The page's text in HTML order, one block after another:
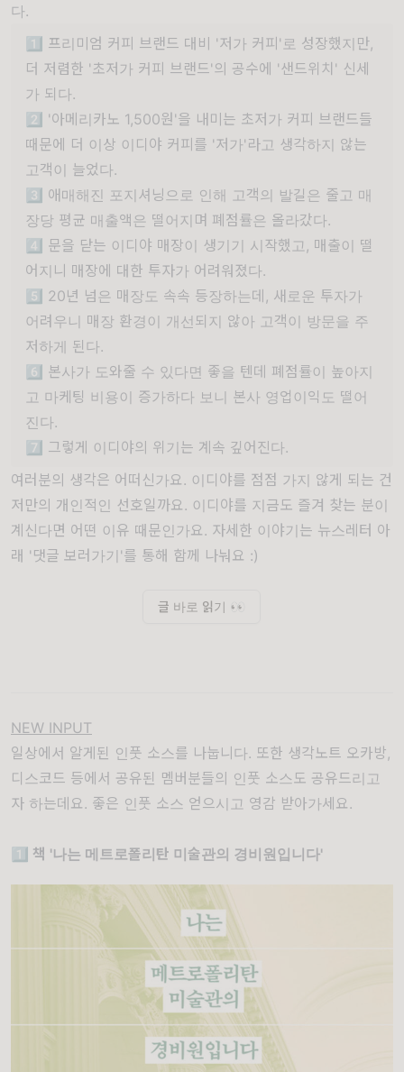
다.
1️⃣ 프리미엄 커피 브랜드 대비 '저가 커피'로 성장했지만,
더 저렴한 '초저가 커피 브랜드'의 공수에 '샌드위치' 신세
가 되다.
2️⃣ '아메리카노 1,500원'을 내미는 초저가 커피 브랜드들
때문에 더 이상 이디야 커피를 '저가'라고 생각하지 않는
고객이 늘었다.
3️⃣ 애매해진 포지셔닝으로 인해 고객의 발길은 줄고 매
장당 평균 매출액은 떨어지며 폐점률은 올라갔다.
4️⃣ 문을 닫는 이디야 매장이 생기기 시작했고, 매출이 떨
어지니 매장에 대한 투자가 어려워졌다.
5️⃣ 20년 넘은 매장도 속속 등장하는데, 새로운 투자가
어려우니 매장 환경이 개선되지 않아 고객이 방문을 주
저하게 된다.
6️⃣ 본사가 도와줄 수 있다면 좋을 텐데 폐점률이 높아지
고 마케팅 비용이 증가하다 보니 본사 영업이익도 떨어
진다.
7️⃣ 그렇게 이디야의 위기는 계속 깊어진다.
여러분의 생각은 어떠신가요. 이디야를 점점 가지 않게 되는 건
저만의 개인적인 선호일까요. 이디야를 지금도 즐겨 찾는 분이
계신다면 어떤 이유 때문인가요. 자세한 이야기는 뉴스레터 아
래 '댓글 보러가기'를 통해 함께 나눠요 :)
글 바로 읽기 👀
NEW INPUT
일상에서 알게된 인풋 소스를 나눕니다. 또한 생각노트 오카방,
디스코드 등에서 공유된 멤버분들의 인풋 소스도 공유드리고
자 하는데요. 좋은 인풋 소스 얻으시고 영감 받아가세요.
1️⃣ 책 '나는 메트로폴리탄 미술관의 경비원입니다'